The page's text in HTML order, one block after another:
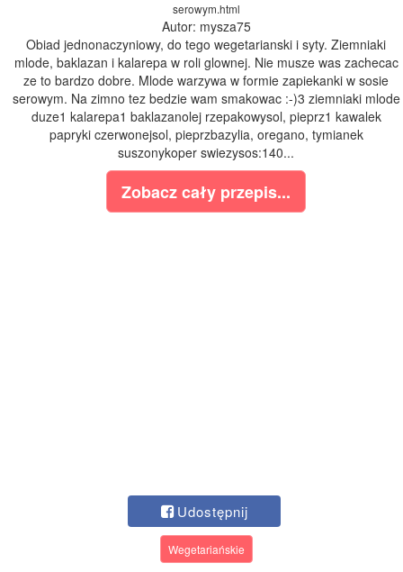
serowym.html
Autor: mysza75
Obiad jednonaczyniowy, do tego wegetarianski i syty. Ziemniaki
mlode, baklazan i kalarepa w roli glownej. Nie musze was zachecac
ze to bardzo dobre. Mlode warzywa w formie zapiekanki w sosie
serowym. Na zimno tez bedzie wam smakowac :-)3 ziemniaki mlode
duze1 kalarepa1 baklazanolej rzepakowysol, pieprz1 kawalek
papryki czerwonejsol, pieprzbazylia, oregano, tymianek
suszonykoper swiezysos:140...
Zobacz cały przepis...
Udostępnij
Wegetariańskie